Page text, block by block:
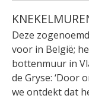
Deze
voor in België;
bottenmuur in
de Gryse: ‘Door
we ontdekt dat